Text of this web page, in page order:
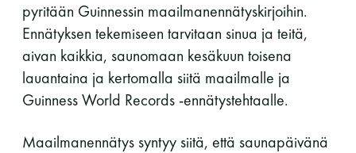
pyritään Guinnessin maailmanennätyskirjoihin.
Ennätyksen tekemiseen tarvitaan sinua ja teitä,
aivan kaikkia, saunomaan kesäkuun toisena
lauantaina ja kertomalla siitä maailmalle ja
Guinness World Records -ennätystehtaalle.
Maailmanennätys syntyy siitä, että saunapäivänä